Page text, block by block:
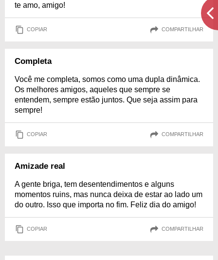
te amo, amigo!
COPIAR COMPARTILHAR
Completa
Você me completa, somos como uma dupla dinâmica.
Os melhores amigos, aqueles que sempre se
entendem, sempre estão juntos. Que seja assim para
sempre!
COPIAR COMPARTILHAR
Amizade real
A gente briga, tem desentendimentos e alguns
momentos ruins, mas nunca deixa de estar ao lado um
do outro. Isso que importa no fim. Feliz dia do amigo!
COPIAR COMPARTILHAR